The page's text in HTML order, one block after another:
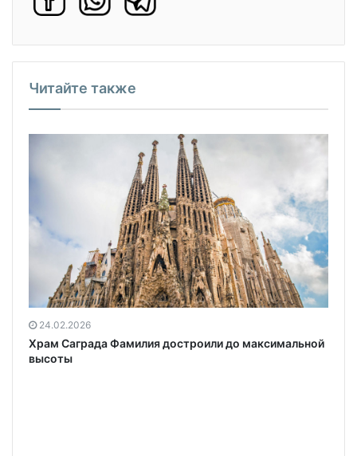
Читайте также
24.02.2026
Храм Саграда Фамилия достроили до максимальной
высоты